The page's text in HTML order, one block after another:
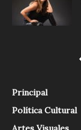
Principal
Política Cultural